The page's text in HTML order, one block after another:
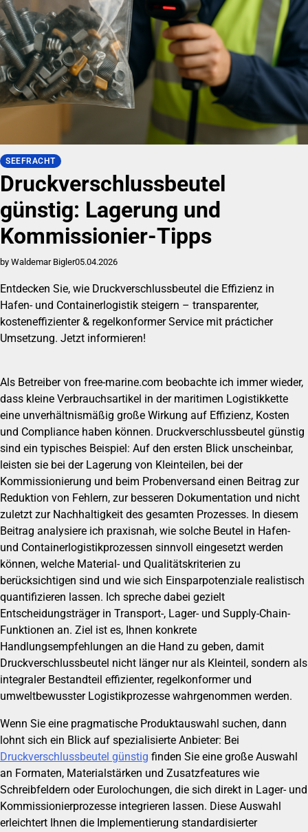
SEEFRACHT
Druckverschlussbeutel
günstig: Lagerung und
Kommissionier-Tipps
by Waldemar Bigler05.04.2026
Entdecken Sie, wie Druckverschlussbeutel die Effizienz in
Hafen- und Containerlogistik steigern – transparenter,
kosteneffizienter & regelkonformer Service mit prácticher
Umsetzung. Jetzt informieren!
Als Betreiber von free-marine.com beobachte ich immer wieder,
dass kleine Verbrauchsartikel in der maritimen Logistikkette
eine unverhältnismäßig große Wirkung auf Effizienz, Kosten
und Compliance haben können. Druckverschlussbeutel günstig
sind ein typisches Beispiel: Auf den ersten Blick unscheinbar,
leisten sie bei der Lagerung von Kleinteilen, bei der
Kommissionierung und beim Probenversand einen Beitrag zur
Reduktion von Fehlern, zur besseren Dokumentation und nicht
zuletzt zur Nachhaltigkeit des gesamten Prozesses. In diesem
Beitrag analysiere ich praxisnah, wie solche Beutel in Hafen-
und Containerlogistikprozessen sinnvoll eingesetzt werden
können, welche Material- und Qualitätskriterien zu
berücksichtigen sind und wie sich Einsparpotenziale realistisch
quantifizieren lassen. Ich spreche dabei gezielt
Entscheidungsträger in Transport-, Lager- und Supply-Chain-
Funktionen an. Ziel ist es, Ihnen konkrete
Handlungsempfehlungen an die Hand zu geben, damit
Druckverschlussbeutel nicht länger nur als Kleinteil, sondern als
integraler Bestandteil effizienter, regelkonformer und
umweltbewusster Logistikprozesse wahrgenommen werden.
Wenn Sie eine pragmatische Produktauswahl suchen, dann
lohnt sich ein Blick auf spezialisierte Anbieter: Bei
Druckverschlussbeutel günstig finden Sie eine große Auswahl
an Formaten, Materialstärken und Zusatzfeatures wie
Schreibfeldern oder Eurolochungen, die sich direkt in Lager- und
Kommissionierprozesse integrieren lassen. Diese Auswahl
erleichtert Ihnen die Implementierung standardisierter